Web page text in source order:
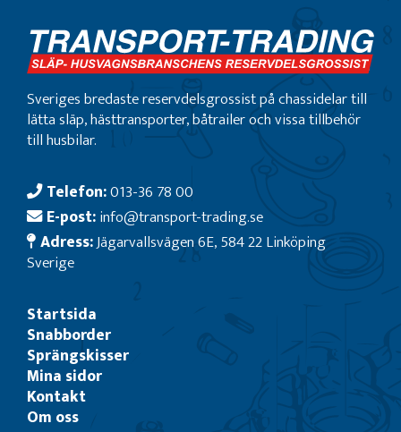
Sveriges bredaste reservdelsgrossist på chassidelar till
lätta släp, hästtransporter, båtrailer och vissa tillbehör
till husbilar.
Telefon:013-36 78 00
E-post:info@transport-trading.se
Adress:Jägarvallsvägen 6E, 584 22 Linköping
Sverige
Startsida
Snabborder
Sprängskisser
Mina sidor
Kontakt
Om oss